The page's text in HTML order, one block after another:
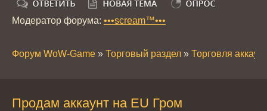
Модератор форума: •••scream™•••
Форум WoW-Game » Торговый раздел » Торговля
Продам аккаунт на EU Гром